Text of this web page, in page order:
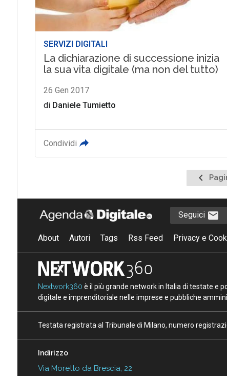
SERVIZI DIGITALI
La dichiarazione di successione inizia
la sua vita digitale (ma non del tutto)
26 Gen 2017
di Daniele Tumietto
Condividi
Pagina
Seguici
About Autori Tags Rss Feed Privacy e
Nextwork360 è il più grande network in Italia di testate e
digitale e imprenditoriale nelle imprese e pubbliche
Testata registrata al Tribunale di Milano, numero
Indirizzo
Via Moretto da Brescia, 22